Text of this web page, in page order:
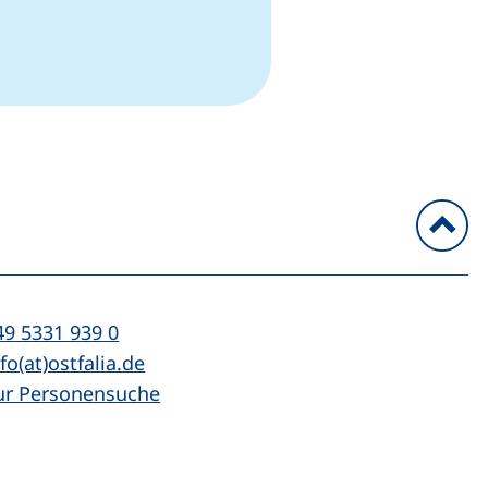
5331 939 0(startet einen Telefonanruf, wenn Ihr
(öffnet Ihr E-Mail-Programm)
Personensuche